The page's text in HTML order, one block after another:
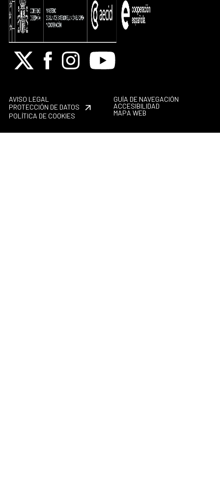
X FacebookInstagramYoutube
AVISO LEGAL
PROTECCIÓN DE DATOS
POLÍTICA DE COOKIES
GUÍA DE NAVEGACIÓN
ACCESIBILIDAD
MAPA WEB